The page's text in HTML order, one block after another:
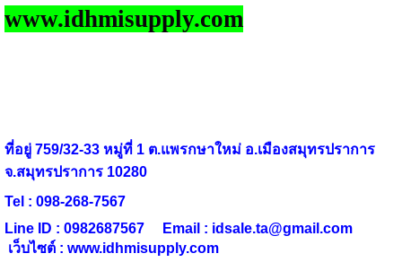
www.idhmisupply.com
ที่อยู่ 759/32-33 หมู่ที่ 1 ต.แพรกษาใหม่ อ.เมืองสมุทรปราการ
จ.สมุทรปราการ 10280
Tel : 098-268-7567
Line ID : 0982687567 Email : idsale.ta@gmail.com
เว็บไซต์ : www.idhmisupply.com